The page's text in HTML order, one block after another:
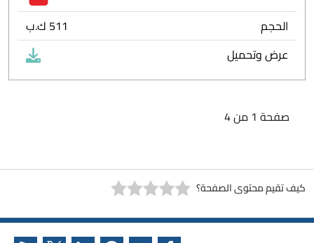
الحجم
511 ك.ب
عرض وتحميل
صفحة 1 من 4
كيف تقيم محتوى الصفحة؟